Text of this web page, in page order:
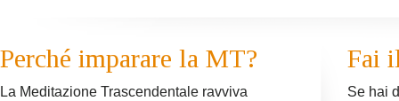
Perché imparare la MT?
La Meditazione Trascendentale ravviva
Fai
Se hai